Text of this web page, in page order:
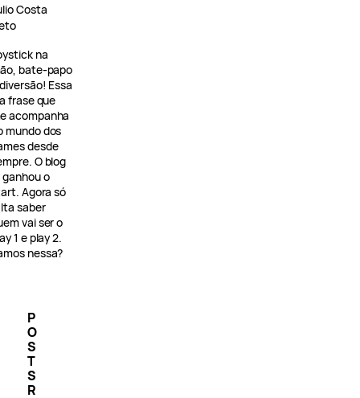
Costa
na
bate-papo
Essa
frase que
acompanha
mundo dos
desde
O blog
ganhou o
Agora só
saber
vai ser o
1 e play 2.
nessa?
P
O
S
T
S
R